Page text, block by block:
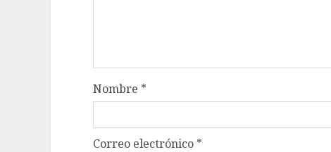
Nombre *
Correo electrónico *